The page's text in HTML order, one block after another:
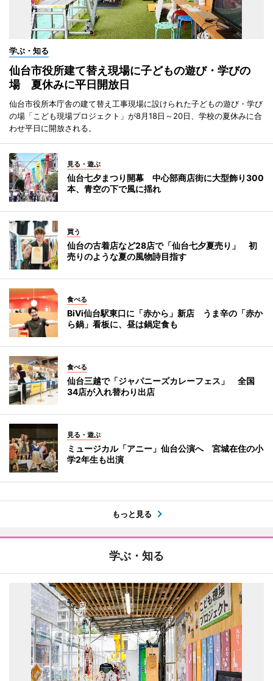
学ぶ・知る
仙台市役所建て替え現場に子どもの遊び・学びの
場 夏休みに平日開放日
仙台市役所本庁舎の建て替え工事現場に設けられた子どもの遊び・学び
の場「こども現場プロジェクト」が8月18日～20日、学校の夏休みに合
わせ平日に開放される。
見る・遊ぶ
仙台七夕まつり開幕 中心部商店街に大型飾り300
本、青空の下で風に揺れ
買う
仙台の古着店など28店で「仙台七夕夏売り」 初
売りのような夏の風物詩目指す
食べる
BiVi仙台駅東口に「赤から」新店 うま辛の「赤か
ら鍋」看板に、昼は鍋定食も
食べる
仙台三越で「ジャパニーズカレーフェス」 全国
34店が入れ替わり出店
見る・遊ぶ
ミュージカル「アニー」仙台公演へ 宮城在住の小
学2年生も出演
もっと見る
学ぶ・知る